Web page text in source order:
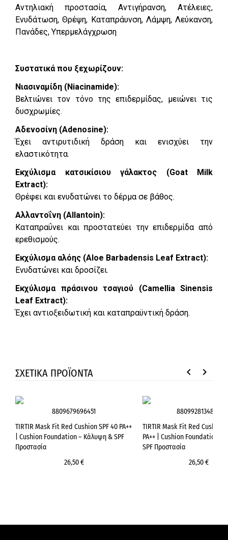
Αντηλιακή προστασία, Αντιγήρανση, Ατέλειες,
Ενυδάτωση, Θρέψη, Καταπράυνση, Λάμψη, Λεύκανση,
Πανάδες, Υπερμελάγχρωση
Συστατικά που ξεχωρίζουν:
Νιασιναμίδη (Niacinamide):
Βελτιώνει τον τόνο της επιδερμίδας, μειώνει τις
δυσχρωμίες.
Αδενοσίνη (Adenosine):
Έχει αντιρυτιδική δράση και ενισχύει την
ελαστικότητα.
Εκχύλισμα κατσικίσιου γάλακτος (Goat Milk
Extract):
Θρέφει και ενυδατώνει το δέρμα σε βάθος.
Αλλαντοΐνη (Allantoin):
Καταπραΰνει και προστατεύει την επιδερμίδα από
ερεθισμούς.
Εκχύλισμα αλόης (Aloe Barbadensis Leaf Extract):
Ενυδατώνει και δροσίζει.
Εκχύλισμα πράσινου τσαγιού (Camellia Sinensis
Leaf Extract):
Έχει αντιοξειδωτική και καταπραϋντική δράση.
ΣΧΕΤΙΚΑ ΠΡΟΪΟΝΤΑ keyboard_arrow_left keyboard_arrow_right
8809679696451
TIRTIR Mask Fit Red Cushion SPF 40 PA++
| Cushion Foundation – Κάλυψη & SPF
Προστασία
26,50 €
8809928134840
TIRTIR Mask Fit Red Cushion
PA++ | Cushion Foundation –
SPF Προστασία
26,50 €